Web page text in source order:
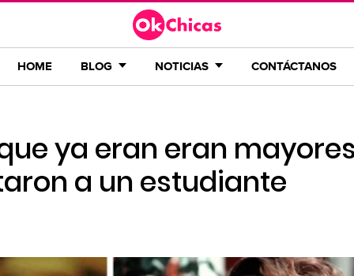
HOME BLOG NOTICIAS CONTÁCTANOS
ya eran eran
a un estudiante